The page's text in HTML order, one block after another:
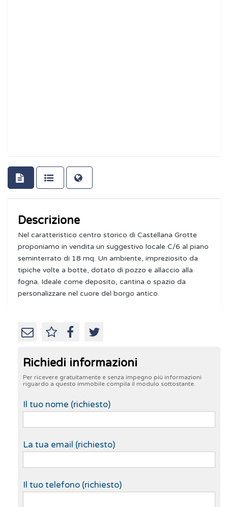
Descrizione
Nel caratteristico centro storico di Castellana Grotte
proponiamo in vendita un suggestivo locale C/6 al piano
seminterrato di 18 mq. Un ambiente, impreziosito da
tipiche volte a botte, dotato di pozzo e allaccio alla
fogna. Ideale come deposito, cantina o spazio da
personalizzare nel cuore del borgo antico.
Richiedi informazioni
Per ricevere gratuitamente e senza impegno più informazioni
riguardo a questo immobile compila il modulo sottostante.
Il tuo nome (richiesto)
La tua email (richiesto)
Il tuo telefono (richiesto)